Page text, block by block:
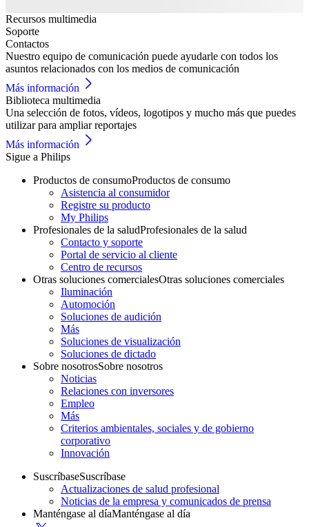
Recursos multimedia
Soporte
Contactos
Nuestro equipo de comunicación puede ayudarle con todos los
asuntos relacionados con los medios de comunicación
Más información
Biblioteca multimedia
Una selección de fotos, vídeos, logotipos y mucho más que puedes
utilizar para ampliar reportajes
Más información
Sigue a Philips
Productos de consumoProductos de consumo
Asistencia al consumidor
Registre su producto
My Philips
Profesionales de la saludProfesionales de la salud
Contacto y soporte
Portal de servicio al cliente
Centro de recursos
Otras soluciones comercialesOtras soluciones comerciales
Iluminación
Automoción
Soluciones de audición
Más
Soluciones de visualización
Soluciones de dictado
Sobre nosotrosSobre nosotros
Noticias
Relaciones con inversores
Empleo
Más
Criterios ambientales, sociales y de gobierno
corporativo
Innovación
SuscríbaseSuscríbase
Actualizaciones de salud profesional
Noticias de la empresa y comunicados de prensa
Manténgase al díaManténgase al día